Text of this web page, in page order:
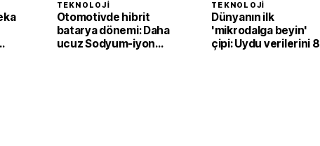
TEKNOLOJI
Otomotivde hibrit
batarya dönemi: Daha
ucuz Sodyum-iyon
TEKNOLOJI
Dünyanın ilk
'mikrodalga beyin'
çipi: Uydu verilerini 8